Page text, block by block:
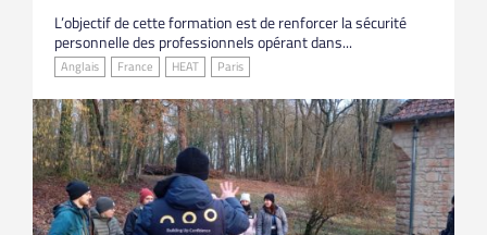
L’objectif de cette formation est de renforcer la sécurité
personnelle des professionnels opérant dans...
Anglais France HEAT Paris